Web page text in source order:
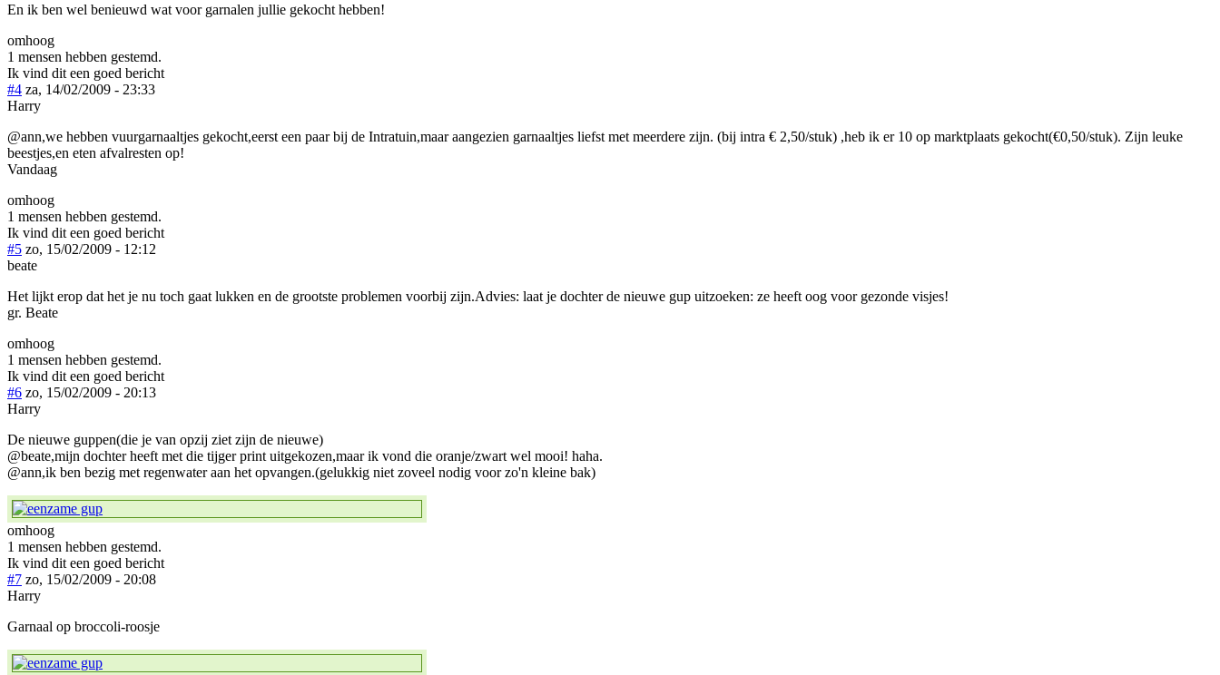
En ik ben wel benieuwd wat voor garnalen jullie gekocht hebben!
omhoog
1 mensen hebben gestemd.
Ik vind dit een goed bericht
#4 za, 14/02/2009 - 23:33
Harry
@ann,we hebben vuurgarnaaltjes gekocht,eerst een paar bij de Intratuin,maar aangezien garnaaltjes liefst met meerdere zijn. (bij intra € 2,50/stuk) ,heb ik er 10 op marktplaats gekocht(€0,50/stuk). Zijn leuke
beestjes,en eten afvalresten op!
Vandaag
omhoog
1 mensen hebben gestemd.
Ik vind dit een goed bericht
#5 zo, 15/02/2009 - 12:12
beate
Het lijkt erop dat het je nu toch gaat lukken en de grootste problemen voorbij zijn.Advies: laat je dochter de nieuwe gup uitzoeken: ze heeft oog voor gezonde visjes!
gr. Beate
omhoog
1 mensen hebben gestemd.
Ik vind dit een goed bericht
#6 zo, 15/02/2009 - 20:13
Harry
De nieuwe guppen(die je van opzij ziet zijn de nieuwe)
@beate,mijn dochter heeft met die tijger print uitgekozen,maar ik vond die oranje/zwart wel mooi! haha.
@ann,ik ben bezig met regenwater aan het opvangen.(gelukkig niet zoveel nodig voor zo'n kleine bak)
omhoog
1 mensen hebben gestemd.
Ik vind dit een goed bericht
#7 zo, 15/02/2009 - 20:08
Harry
Garnaal op broccoli-roosje